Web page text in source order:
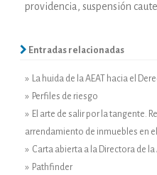
providencia, suspensión
Entradas relacionadas
» La huida de la AEAT hacia el
» Perfiles de riesgo
» El arte de salir por la tangente.
arrendamiento de inmuebles en
» Carta abierta a la Directora de
» Pathfinder